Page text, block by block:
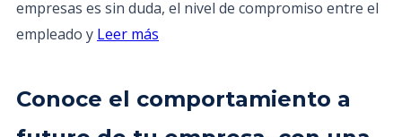
empresas es sin duda, el nivel de compromiso entre el
empleado y Leer más
Conoce el comportamiento a